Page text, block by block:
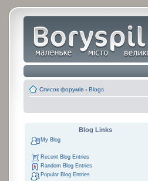
Список форумів ‹ Blogs
Blog Links
My Blog
Recent Blog Entries
Random Blog Entries
Popular Blog Entries